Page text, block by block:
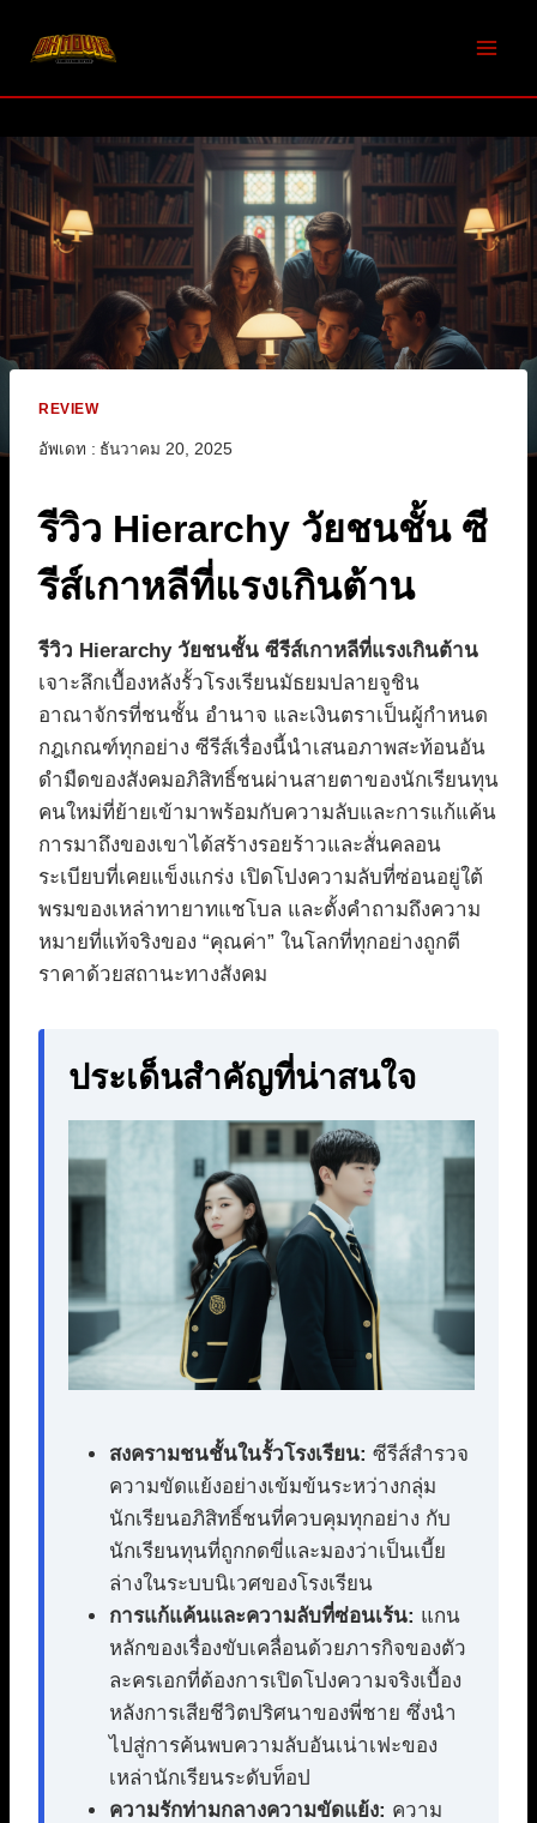
REVIEW
อัพเดท : ธันวาคม 20, 2025
รีวิว Hierarchy วัยชนชั้น ซี
รีส์เกาหลีที่แรงเกินต้าน
รีวิว Hierarchy วัยชนชั้น ซีรีส์เกาหลีที่แรงเกินต้าน
เจาะลึกเบื้องหลังรั้วโรงเรียนมัธยมปลายจูชิน
อาณาจักรที่ชนชั้น อำนาจ และเงินตราเป็นผู้กำหนด
กฎเกณฑ์ทุกอย่าง ซีรีส์เรื่องนี้นำเสนอภาพสะท้อนอัน
ดำมืดของสังคมอภิสิทธิ์ชนผ่านสายตาของนักเรียนทุน
คนใหม่ที่ย้ายเข้ามาพร้อมกับความลับและการแก้แค้น
การมาถึงของเขาได้สร้างรอยร้าวและสั่นคลอน
ระเบียบที่เคยแข็งแกร่ง เปิดโปงความลับที่ซ่อนอยู่ใต้
พรมของเหล่าทายาทแชโบล และตั้งคำถามถึงความ
หมายที่แท้จริงของ “คุณค่า” ในโลกที่ทุกอย่างถูกตี
ราคาด้วยสถานะทางสังคม
ประเด็นสำคัญที่น่าสนใจ
สงครามชนชั้นในรั้วโรงเรียน: ซีรีส์สำรวจ
ความขัดแย้งอย่างเข้มข้นระหว่างกลุ่ม
นักเรียนอภิสิทธิ์ชนที่ควบคุมทุกอย่าง กับ
นักเรียนทุนที่ถูกกดขี่และมองว่าเป็นเบี้ย
ล่างในระบบนิเวศของโรงเรียน
การแก้แค้นและความลับที่ซ่อนเร้น: แกน
หลักของเรื่องขับเคลื่อนด้วยภารกิจของตัว
ละครเอกที่ต้องการเปิดโปงความจริงเบื้อง
หลังการเสียชีวิตปริศนาของพี่ชาย ซึ่งนำ
ไปสู่การค้นพบความลับอันเน่าเฟะของ
เหล่านักเรียนระดับท็อป
ความรักท่ามกลางความขัดแย้ง: ความ